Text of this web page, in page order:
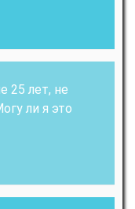
25 лет, не
ли я это